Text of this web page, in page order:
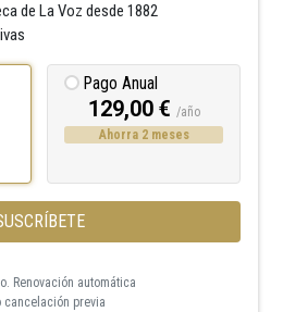
de La Voz desde 1882
Pago Anual
129,00 € /año
Ahorra 2 meses
Renovación automática
cancelación previa